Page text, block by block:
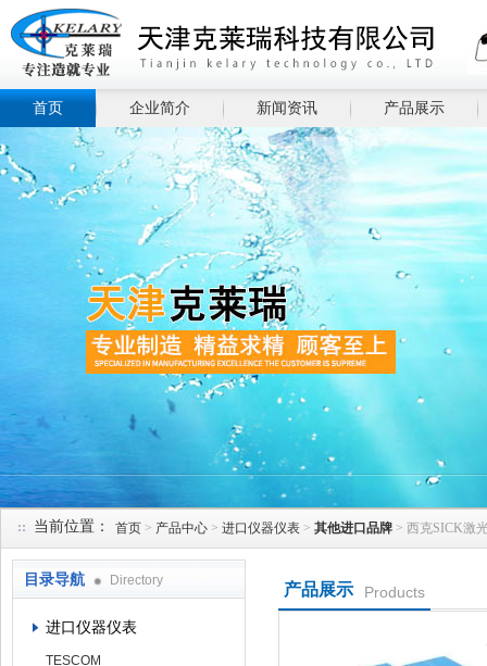
首页 企业简介 新闻资讯 产品展示
当前位置： 首页 > 产品中心 > 进口仪器仪表 > 其他进口品牌 > 西克SICK激
目录导航 Directory
进口仪器仪表
TESCOM
产品展示 Products